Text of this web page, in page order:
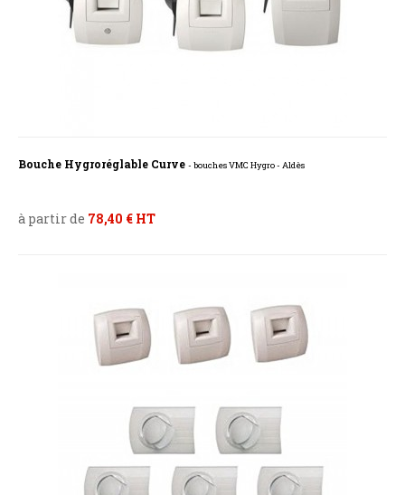
Bouche Hygroréglable Curve - bouches VMC Hygro - Aldès
à partir de 78,40 € HT